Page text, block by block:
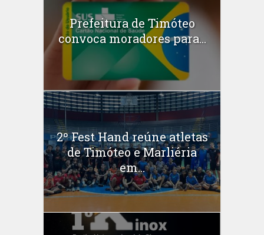
Prefeitura de Timóteo
convoca moradores para...
2º Fest Hand reúne atletas
de Timóteo e Marliéria
em...